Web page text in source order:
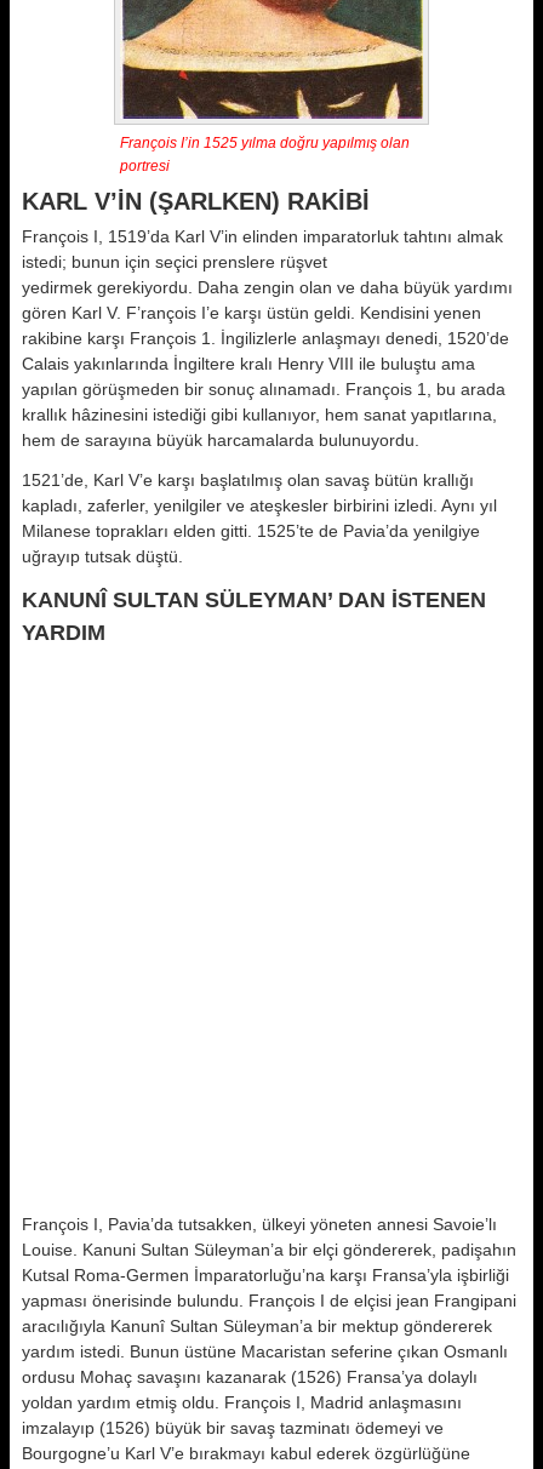
François I’in 1525 yılma doğru yapılmış olan
portresi
KARL V’İN (ŞARLKEN) RAKİBİ
François I, 1519’da Karl V’in elinden imparatorluk tahtını almak
istedi; bunun için seçici prenslere rüşvet
yedirmek gerekiyordu. Daha zengin olan ve daha büyük yardımı
gören Karl V. F’rançois I’e karşı üstün geldi. Kendisini yenen
rakibine karşı François 1. İngilizlerle anlaşmayı denedi, 1520’de
Calais yakınlarında İngiltere kralı Henry VIII ile buluştu ama
yapılan görüşmeden bir sonuç alınamadı. François 1, bu arada
krallık hâzinesini istediği gibi kullanıyor, hem sanat yapıtlarına,
hem de sarayına büyük harcamalarda bulunuyordu.
1521’de, Karl V’e karşı başlatılmış olan savaş bütün krallığı
kapladı, zaferler, yenilgiler ve ateşkesler birbirini izledi. Aynı yıl
Milanese toprakları elden gitti. 1525’te de Pavia’da yenilgiye
uğrayıp tutsak düştü.
KANUNÎ SULTAN SÜLEYMAN’ DAN İSTENEN
YARDIM
François I, Pavia’da tutsakken, ülkeyi yöneten annesi Savoie’lı
Louise. Kanuni Sultan Süleyman’a bir elçi göndererek, padişahın
Kutsal Roma-Germen İmparatorluğu’na karşı Fransa’yla işbirliği
yapması önerisinde bulundu. François I de elçisi jean Frangipani
aracılığıyla Kanunî Sultan Süleyman’a bir mektup göndererek
yardım istedi. Bunun üstüne Macaristan seferine çıkan Osmanlı
ordusu Mohaç savaşını kazanarak (1526) Fransa’ya dolaylı
yoldan yardım etmiş oldu. François I, Madrid anlaşmasını
imzalayıp (1526) büyük bir savaş tazminatı ödemeyi ve
Bourgogne’u Karl V’e bırakmayı kabul ederek özgürlüğüne